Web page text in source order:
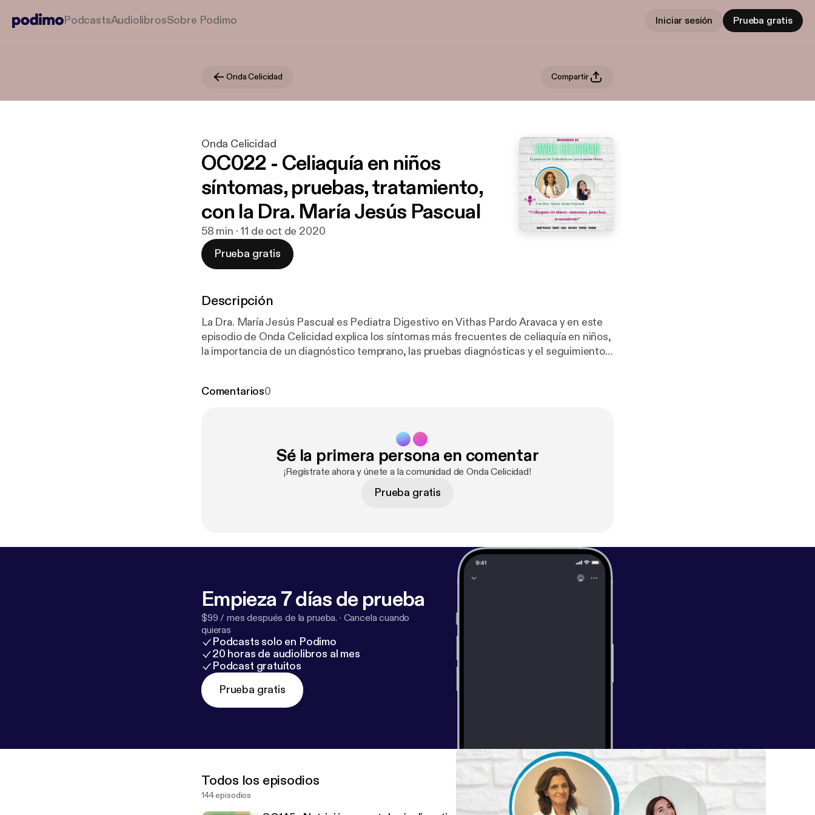
PodcastsAudiolibrosSobre Podimo Iniciar sesión Prueba gratis
Onda Celicidad Compartir
Onda Celicidad
OC022 - Celiaquía en niños
síntomas, pruebas, tratamiento,
con la Dra. María Jesús Pascual
58 min · 11 de oct de 2020
Prueba gratis
Descripción
La Dra. María Jesús Pascual es Pediatra Digestivo en Vithas Pardo Aravaca y en este
episodio de Onda Celicidad explica los síntomas más frecuentes de celiaquía en niños,
la importancia de un diagnóstico temprano, las pruebas diagnósticas y el seguimiento
continúa consumiendo gluten.
Comentarios0
Sé la primera persona en comentar
¡Regístrate ahora y únete a la comunidad de Onda Celicidad!
Prueba gratis
Empieza 7 días de prueba
$99 / mes después de la prueba. · Cancela cuando
quieras
Podcasts solo en Podimo
20 horas de audiolibros al mes
Podcast gratuitos
Prueba gratis
Todos los episodios
144 episodios